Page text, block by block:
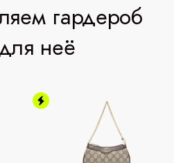
гардероб
неё